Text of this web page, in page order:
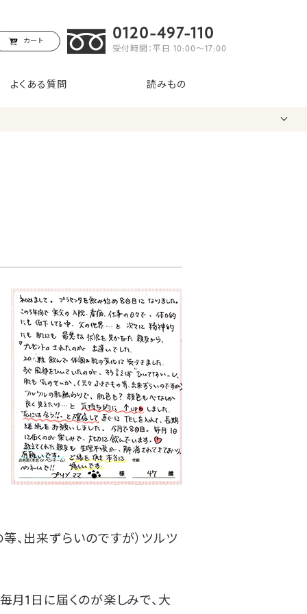
カート 0120-497-110
受付時間：平日 10:00〜17:00
よくある質問 読みもの
、出来ずらいのですが）ツルツ
月1 日に届くのが楽しみで、大